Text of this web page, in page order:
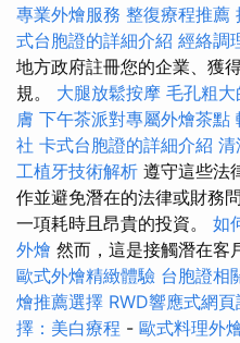
專業外燴服務 整復療程推薦
式台胞證的詳細介紹 經絡調
地方政府註冊您的企業、獲
規。 大腿放鬆按摩 毛孔粗
膚 下午茶派對專屬外燴茶點
社 卡式台胞證的詳細介紹 清
工植牙技術解析 遵守這些法
作並避免潛在的法律或財務
一項耗時且昂貴的投資。 如
外燴 然而，這是接觸潛在客
歐式外燴精緻體驗 台胞證相
燴推薦選擇 RWD響應式網
擇：美白療程 - 歐式料理外